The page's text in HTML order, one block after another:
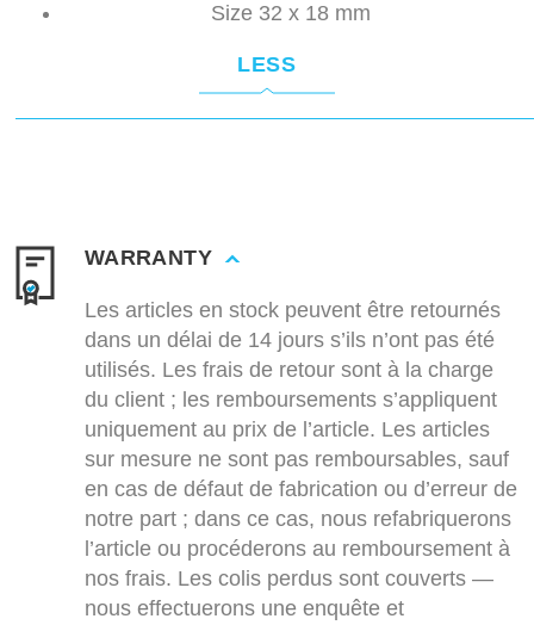
Size 32 x 18 mm
LESS
WARRANTY
Les articles en stock peuvent être retournés
dans un délai de 14 jours s’ils n’ont pas été
utilisés. Les frais de retour sont à la charge
du client ; les remboursements s’appliquent
uniquement au prix de l’article. Les articles
sur mesure ne sont pas remboursables, sauf
en cas de défaut de fabrication ou d’erreur de
notre part ; dans ce cas, nous refabriquerons
l’article ou procéderons au remboursement à
nos frais. Les colis perdus sont couverts —
nous effectuerons une enquête et